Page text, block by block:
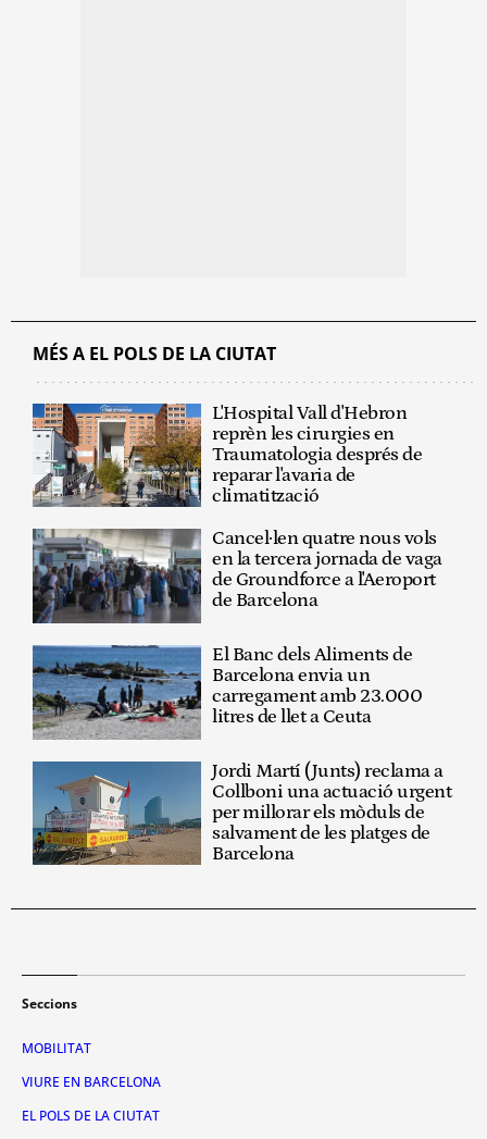
MÉS A EL POLS DE LA CIUTAT
L'Hospital Vall d'Hebron
reprèn les cirurgies en
Traumatologia després de
reparar l'avaria de
climatització
Cancel·len quatre nous vols
en la tercera jornada de vaga
de Groundforce a l'Aeroport
de Barcelona
El Banc dels Aliments de
Barcelona envia un
carregament amb 23.000
litres de llet a Ceuta
Jordi Martí (Junts) reclama a
Collboni una actuació urgent
per millorar els mòduls de
salvament de les platges de
Barcelona
Seccions
MOBILITAT
VIURE EN BARCELONA
EL POLS DE LA CIUTAT